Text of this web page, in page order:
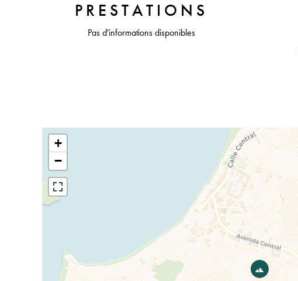
PRESTATIONS
Pas d'informations disponibles
+
−